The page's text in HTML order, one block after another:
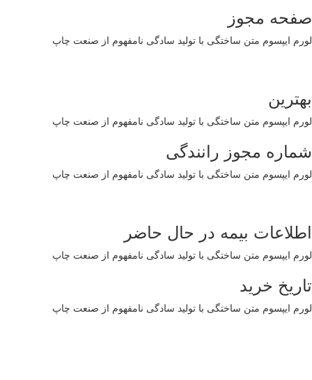
صفحه مجوز
لورم ایپسوم متن ساختگی با تولید سادگی نامفهوم از صنعت چاپ
بهترین
لورم ایپسوم متن ساختگی با تولید سادگی نامفهوم از صنعت چاپ
شماره مجوز رانندگی
لورم ایپسوم متن ساختگی با تولید سادگی نامفهوم از صنعت چاپ
اطلاعات بیمه در حال حاضر
لورم ایپسوم متن ساختگی با تولید سادگی نامفهوم از صنعت چاپ
تاریخ خرید
لورم ایپسوم متن ساختگی با تولید سادگی نامفهوم از صنعت چاپ